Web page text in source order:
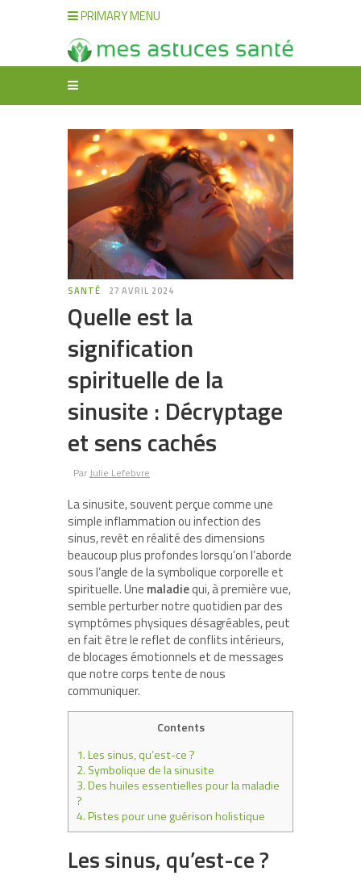
PRIMARY MENU
SANTÉ 27 AVRIL 2024
Quelle est la
signification
spirituelle de la
sinusite : Décryptage
et sens cachés
Par Julie Lefebvre
La sinusite, souvent perçue comme une
simple inflammation ou infection des
sinus, revêt en réalité des dimensions
beaucoup plus profondes lorsqu’on l’aborde
sous l’angle de la symbolique corporelle et
spirituelle. Une maladiequi, à première vue,
semble perturber notre quotidien par des
symptômes physiques désagréables, peut
en fait être le reflet de conflits intérieurs,
de blocages émotionnels et de messages
que notre corps tente de nous
communiquer.
Contents
1.Les sinus, qu’est-ce ?
2. Symbolique de la sinusite
3.Des huiles essentielles pour la maladie
?
4.Pistes pour une guérison holistique
Les sinus, qu’est-ce ?